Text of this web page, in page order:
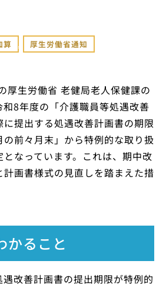
算 , 厚生労働省通知
厚生労働省 老健局老人保健課の
8年度の「介護職員等処遇改善
提出する処遇改善計画書の期限
前々月末」から特例的な取り扱
なっています。これは、期中改
画書様式の見直しを踏まえた措
かること
改善計画書の提出期限が特例的